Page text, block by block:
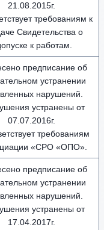
21.08.2015г.
требованиям к
Свидетельства о
к работам.
предписание об
устранении
нарушений.
устранены от
07.07.2016г.
требованиям
«СРО «ОПО».
предписание об
устранении
нарушений.
устранены от
17.04.2017г.